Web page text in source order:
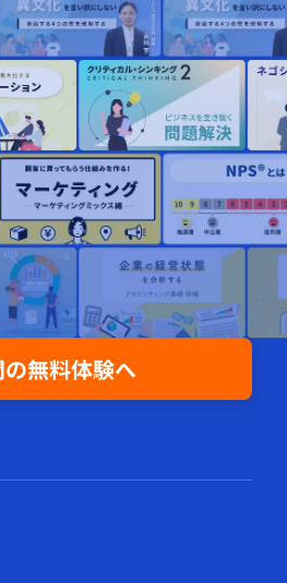
無料体験へ